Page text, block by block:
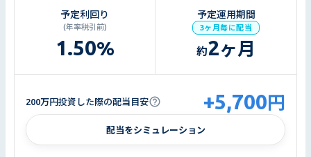
予定利回り
(年率税引前)
1.50%
予定運用期間
3ヶ月毎に配当
約2ヶ月
200万円投資した際の配当目安 +5,700 円
配当をシミュレーション